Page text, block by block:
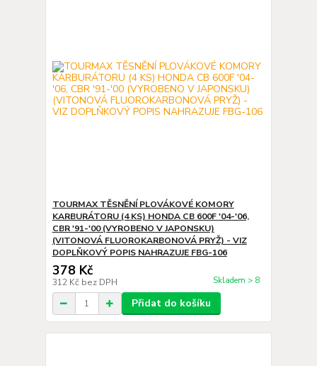
TOURMAX TĚSNĚNÍ PLOVÁKOVÉ KOMORY
KARBURÁTORU (4 KS) HONDA CB 600F '04-'06,
CBR '91-'00 (VYROBENO V JAPONSKU)
(VITONOVÁ FLUOROKARBONOVÁ PRYŽ) - VIZ
DOPLŇKOVÝ POPIS NAHRAZUJE FBG-106
378 Kč
312 Kč bez DPH Skladem > 8
Přidat do košíku